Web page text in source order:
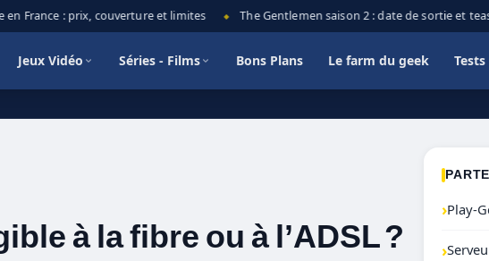
France : prix, couverture et limites The Gentlemen saison 2 : date de sortie et
Jeux Vidéo Séries - Films Bons Plans Le farm du geek Tests
à la fibre ou à l’ADSL ?
›Play-
›